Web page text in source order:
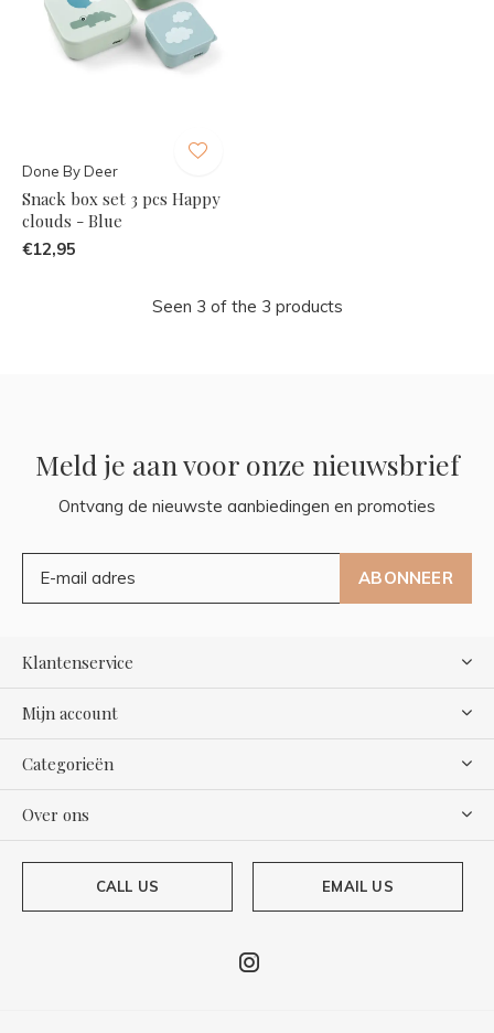
Done By Deer
Snack box set 3 pcs Happy
clouds - Blue
€12,95
Seen 3 of the 3 products
Meld je aan voor onze nieuwsbrief
Ontvang de nieuwste aanbiedingen en promoties
ABONNEER
Klantenservice
Mijn account
Categorieën
Over ons
CALL US EMAIL US